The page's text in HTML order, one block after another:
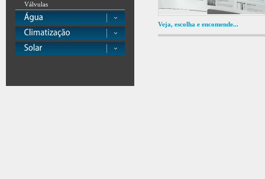
Válvulas
Veja, escolha e encomende...